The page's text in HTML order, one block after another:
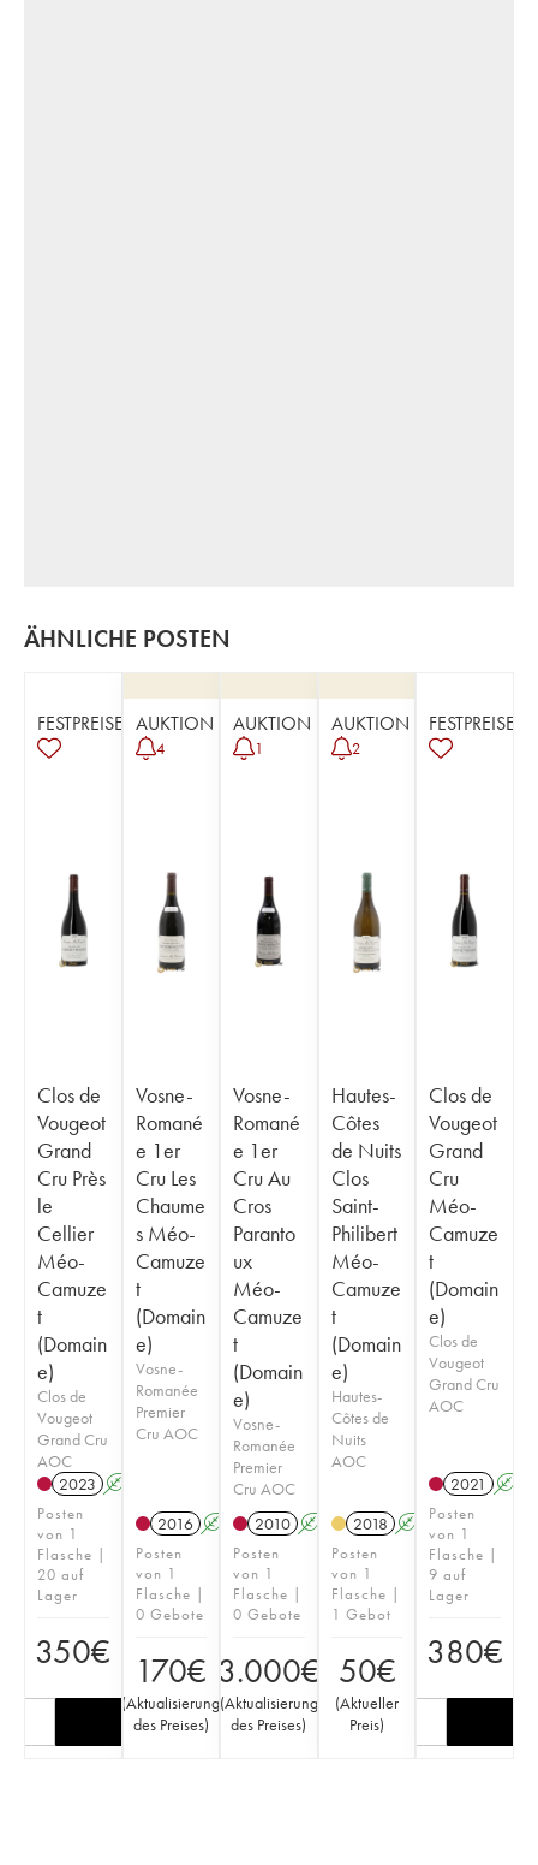
ÄHNLICHE POSTEN
FESTPREISE
Clos de
Vougeot
Grand
Cru Près
le
Cellier
Méo-
Camuze
t
(Domain
e)
Clos de
Vougeot
Grand Cru
AOC
2023 A
Posten
von 1
Flasche |
20 auf
Lager
350€
AUKTION
4
Vosne-
Romané
e 1er
Cru Les
Chaume
s Méo-
Camuze
t
(Domain
e)
Vosne-
Romanée
Premier
Cru AOC
2016 A
Posten
von 1
Flasche |
0 Gebote
170€
(Aktualisierung
des Preises)
AUKTION
1
Vosne-
Romané
e 1er
Cru Au
Cros
Paranto
ux
Méo-
Camuze
t
(Domain
e)
Vosne-
Romanée
Premier
Cru AOC
2010 A
Posten
von 1
Flasche |
0 Gebote
3.000€
(Aktualisierung
des Preises)
AUKTION
2
Hautes-
Côtes
de Nuits
Clos
Saint-
Philibert
Méo-
Camuze
t
(Domain
e)
Hautes-
Côtes de
Nuits
AOC
2018 A
Posten
von 1
Flasche |
1 Gebot
50€
(Aktueller
Preis)
FESTPREISE
Clos de
Vougeot
Grand
Cru
Méo-
Camuze
t
(Domain
e)
Clos de
Vougeot
Grand Cru
AOC
2021 A
Posten
von 1
Flasche |
9 auf
Lager
380€